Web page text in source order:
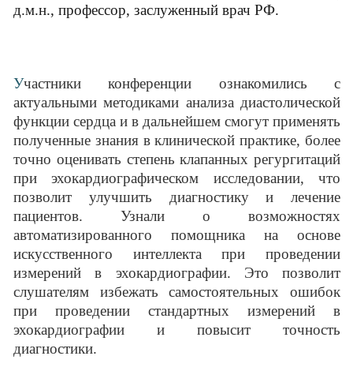
д.м.н., профессор, заслуженный врач РФ.
Участники конференции ознакомились с
актуальными методиками анализа диастолической
функции сердца и в дальнейшем смогут применять
полученные знания в клинической практике, более
точно оценивать степень клапанных регургитаций
при эхокардиографическом исследовании, что
позволит улучшить диагностику и лечение
пациентов. Узнали о возможностях
автоматизированного помощника на основе
искусственного интеллекта при проведении
измерений в эхокардиографии. Это позволит
слушателям избежать самостоятельных ошибок
при проведении стандартных измерений в
эхокардиографии и повысит точность
диагностики.